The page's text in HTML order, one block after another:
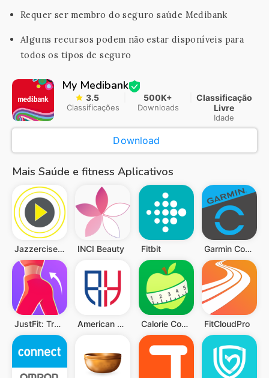
Requer ser membro do seguro saúde Medibank
Alguns recursos podem não estar disponíveis para
todos os tipos de seguro
My Medibank
3.5
Classificações
500K+
Downloads
Classificação
Livre
Idade
Download
Mais Saúde e fitness Aplicativos
Jazzercise On Demand INCI Beauty Fitbit Garmin Connect™
JustFit: Treino Preguiçoso American Health Marketplace Calorie Counter - MyNetDiary FitCloudPro